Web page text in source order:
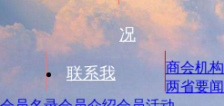
况
联系我
商会机构
两省要闻